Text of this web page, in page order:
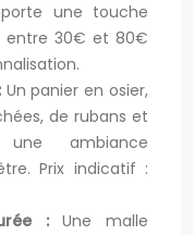
une touche
entre 30€ et 80€
Un panier en osier,
de rubans et
ambiance
Prix indicatif :
:Une malle